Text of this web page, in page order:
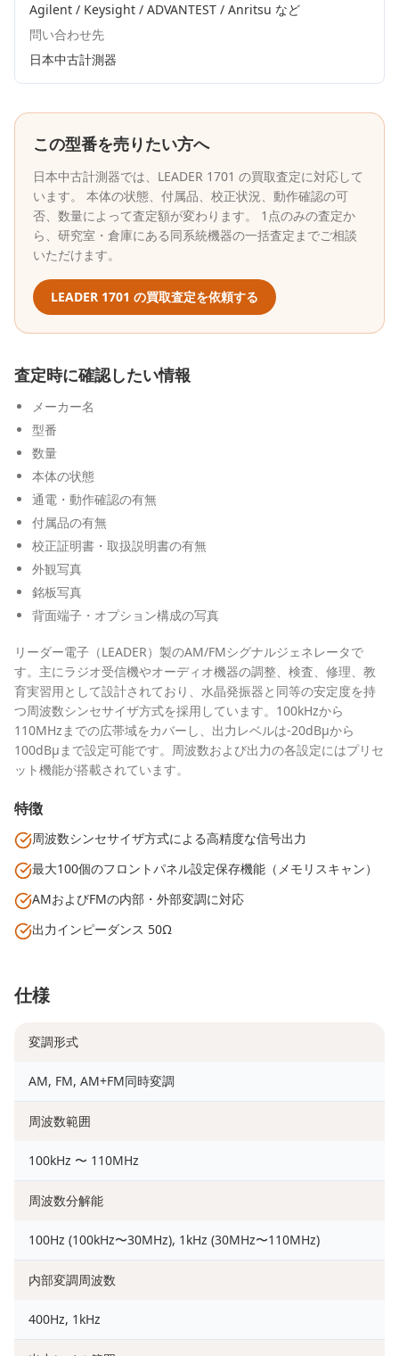
Agilent / Keysight / ADVANTEST / Anritsu など
問い合わせ先
日本中古計測器
この型番を売りたい方へ
日本中古計測器では、 LEADER 1701 の買取査定に対応して
います。 本体の状態、付属品、校正状況、動作確認の可
否、数量によって査定額が変わります。 1点のみの査定か
ら、研究室・倉庫にある同系統機器の一括査定までご相談
いただけます。
LEADER 1701 の買取査定を依頼する
査定時に確認したい情報
メーカー名
型番
数量
本体の状態
通電・動作確認の有無
付属品の有無
校正証明書・取扱説明書の有無
外観写真
銘板写真
背面端子・オプション構成の写真
リーダー電子（LEADER）製のAM/FMシグナルジェネレータで
す。主にラジオ受信機やオーディオ機器の調整、検査、修理、教
育実習用として設計されており、水晶発振器と同等の安定度を持
つ周波数シンセサイザ方式を採用しています。100kHzから
110MHzまでの広帯域をカバーし、出力レベルは-20dBμから
100dBμまで設定可能です。周波数および出力の各設定にはプリセ
ット機能が搭載されています。
特徴
周波数シンセサイザ方式による高精度な信号出力
最大100個のフロントパネル設定保存機能（メモリスキャン）
AMおよびFMの内部・外部変調に対応
出力インピーダンス 50Ω
仕様
変調形式
AM, FM, AM+FM同時変調
周波数範囲
100kHz 〜 110MHz
周波数分解能
100Hz (100kHz〜30MHz), 1kHz (30MHz〜110MHz)
内部変調周波数
400Hz, 1kHz